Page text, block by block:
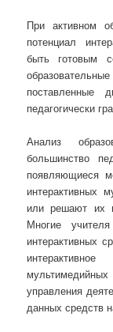
При активном
потенциал
быть готовым
поставленные
педагогически
Анализ
большинство
появляющиеся
интерактивных
или решают их
Многие
интерактивных
управления
данных средств